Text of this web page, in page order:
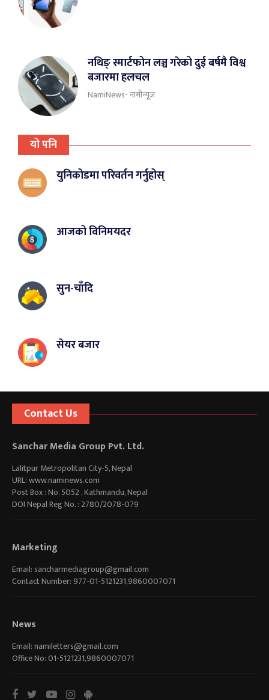
नथिङ् स्मार्टफोन लञ्च गरेको दुई बर्षमै विश्व
बजारमा हलचल
NamiNews- नामीन्यूज
यो पनि
युनिकोडमा परिवर्तन गर्नुहोस्
आजको विनिमयदर
सुन-चाँदि
सेयर बजार
Contact Us
Sanchar Media Group Pvt. Ltd.
Lalitpur Metropolitan City-5, Nepal
URL: www.naminews.com
Post Box : No. 5052 , Kathmandu, Nepal
DOI Nepal Reg No. : 2780/2078-079
Marketing
Email: sancharmediagroup@gmail.com
Contact Number: 977-01-5121231,9860007071
News
Email:namiletters@gmail.com
Office No: 01-5121231,9860007071